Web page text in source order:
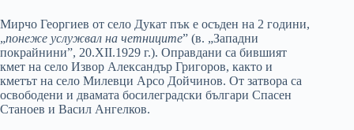
Мирчо Георгиев от село Дукат пък е осъден на 2 години,
„понеже услужвал на четниците” (в. „Западни
покрайнини”, 20.ХІІ.1929 г.). Оправдани са бившият
кмет на село Извор Александър Григоров, както и
кметът на село Милевци Арсо Дойчинов. От затвора са
освободени и двамата босилеградски българи Спасен
Станоев и Васил Ангелков.